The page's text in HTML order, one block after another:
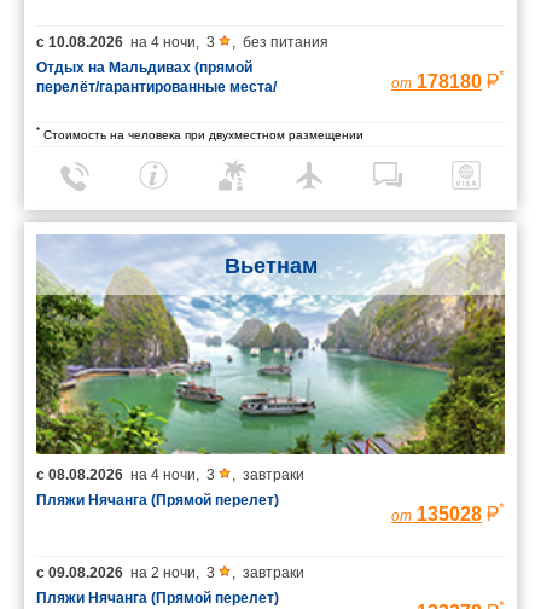
с 10.08.2026 на 4 ночи 3
без питания
Отдых на Мальдивах (прямой
перелёт/гарантированные места/
от 178180 *
* Стоимость на человека при двухместном размещении
Вьетнам
с 08.08.2026 на 4 ночи, 3 , завтраки
Пляжи Нячанга (Прямой перелет)
от 135028 *
с 09.08.2026 на 2 ночи, 3 , завтраки
Пляжи Нячанга (Прямой перелет)